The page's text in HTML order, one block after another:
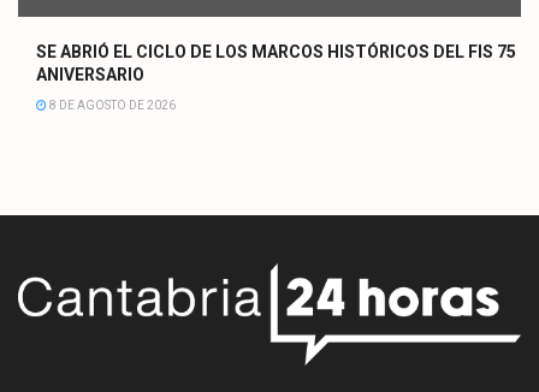
SE ABRIÓ EL CICLO DE LOS MARCOS HISTÓRICOS DEL FIS 75
ANIVERSARIO
8 DE AGOSTO DE 2026